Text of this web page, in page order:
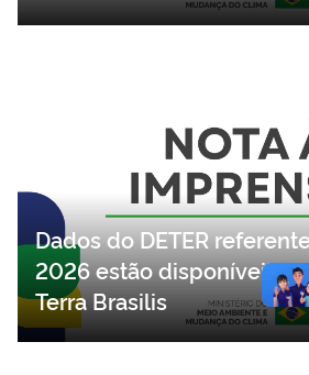
Dados do DETER
2026 estão disponíveis
Terra Brasilis